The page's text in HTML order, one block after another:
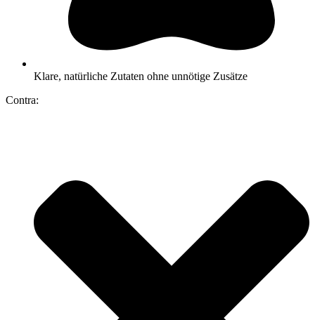
Klare, natürliche Zutaten ohne unnötige Zusätze
Contra: